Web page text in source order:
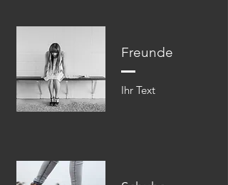
Freunde
Ihr Text​​